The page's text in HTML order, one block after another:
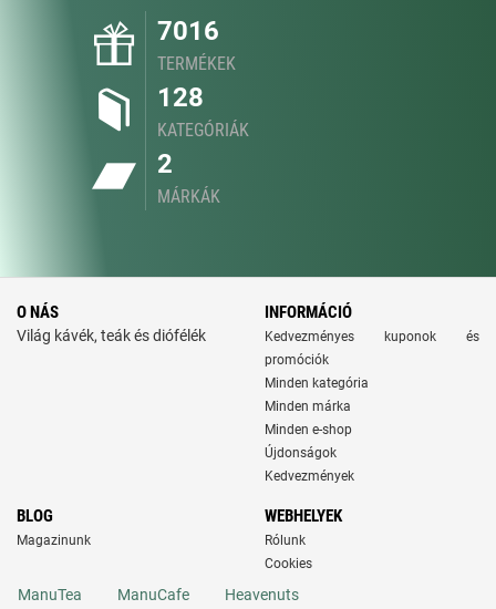
7016
TERMÉKEK
128
KATEGÓRIÁK
2
MÁRKÁK
O NÁS
Világ kávék, teák és diófélék
INFORMÁCIÓ
Kedvezményes kuponok és
promóciók
Minden kategória
Minden márka
Minden e-shop
Újdonságok
Kedvezmények
BLOG
Magazinunk
WEBHELYEK
Rólunk
Cookies
ManuTea ManuCafe Heavenuts